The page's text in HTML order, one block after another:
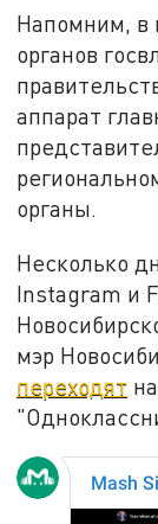
Напомним, в
органов
аппарат
органы.
Несколько
Instagram и
мэр
переходят